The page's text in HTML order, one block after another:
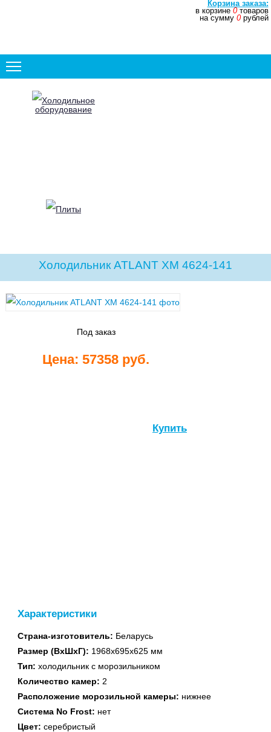
Корзина заказа:
в корзине 0товаров
на сумму 0рублей
Холодильное
оборудование
Плиты
машины
поверхности
Холодильник ATLANT ХМ 4624-141
Под заказ
Цена: 57358 руб.
Купить
Характеристики
Страна-изготовитель: Беларусь
Размер (ВхШхГ): 1968x695x625 мм
Тип: холодильник с морозильником
Количество камер: 2
Расположение морозильной камеры: нижнее
Система No Frost: нет
Цвет: серебристый